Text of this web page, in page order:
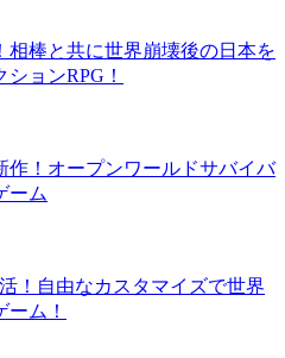
相棒と共に世界崩壊後の日本を
ョンRPG！
作！オープンワールドサバイバ
ーム
！自由なカスタマイズで世界
ム！